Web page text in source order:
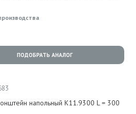
ПОДОБРАТЬ АНАЛОГ
напольный K11.9300 L = 300